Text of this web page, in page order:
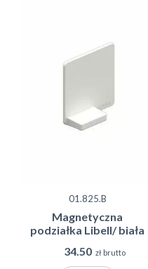
01.825.B
Magnetyczna
podziałka Libell/ biała
34.50 zł brutto